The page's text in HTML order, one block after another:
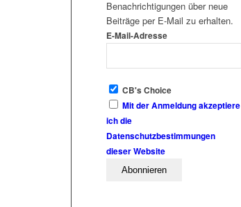
Benachrichtigungen über neue
Beiträge per E-Mail zu erhalten.
E-Mail-Adresse
CB's Choice
Mit der Anmeldung akzeptiere
ich die
Datenschutzbestimmungen
dieser Website